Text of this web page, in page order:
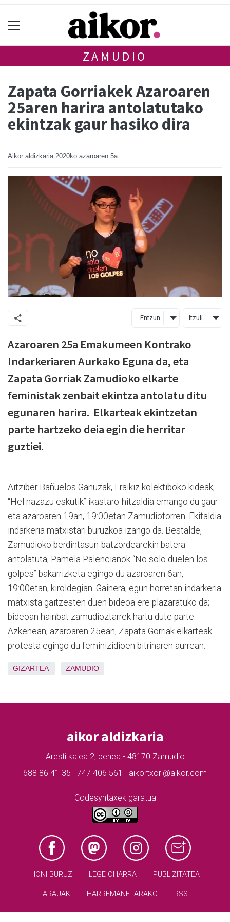
ZAMUDIO
Zapata Gorriakek Azaroaren
25aren harira antolatutako
ekintzak gaur hasiko dira
Aikor aldizkaria 2020ko azaroaren 5a
Entzun Itzuli
Azaroaren 25a Emakumeen Kontrako
Indarkeriaren Aurkako Eguna da, eta
Zapata Gorriak Zamudioko elkarte
feministak zenbait ekintza antolatu ditu
egunaren harira. Elkarteak ekintzetan
parte hartzeko deia egin die herritar
guztiei.
Aitziber Bañuelos Ganuzak, Eraikiz kolektiboko kideak,
“Hel nazazu eskutik” ikastaro-hitzaldia emango du gaur
eta azaroaren 19an, 19:00etan Zamudiotorren. Ekitaldia
indarkeria matxistari buruzkoa izango da. Bestalde,
Zamudioko berdintasun-batzordearekin batera
antolatuta, Pamela Palencianok “No solo duelen los
golpes” bakarrizketa egingo du azaroaren 6an,
19:00etan, kiroldegian. Gainera, egun horretan indarkeria
matxista gaitzesten duen bideoa ere plazaratuko da;
bideoan hainbat zamudioztarrek hartu dute parte.
Azkenean, azaroaren 25ean, Zapata Gorriak elkarteak
protesta egingo du feminizidioen bitrinaren aurrean.
GIZARTEA ZAMUDIO
aikor aldizkaria
Aresti kalea 2, behea - 48170 Zamudio
688 86 41 35 · 747 406 561 · aikortxori@aikor.com
Codesyntaxek garatua
HONI BURUZ LEGE OHARRA PUBLIZITATEA
ARAUAK HARREMANETARAKO RSS